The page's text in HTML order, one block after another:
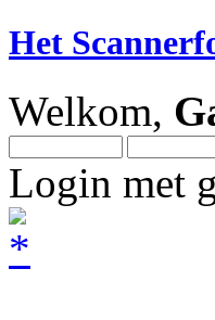
Het
Welkom,
Login met